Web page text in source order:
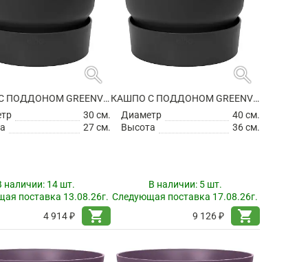
search
КАШПО С ПОДДОНОМ GREENVILLE ROUND LIVING BLACK
30 см.
27 см.
наличии: 14 шт.
поставка 13.08.26г.
4 914 ₽
shopping_cart
search
КАШПО С ПОДДОНОМ GREENVILLE ROUND LIVING BLACK
Диаметр
40 см.
Высота
36 см.
В наличии: 5 шт.
Следующая поставка 17.08.26г.
9 126 ₽
shopping_cart